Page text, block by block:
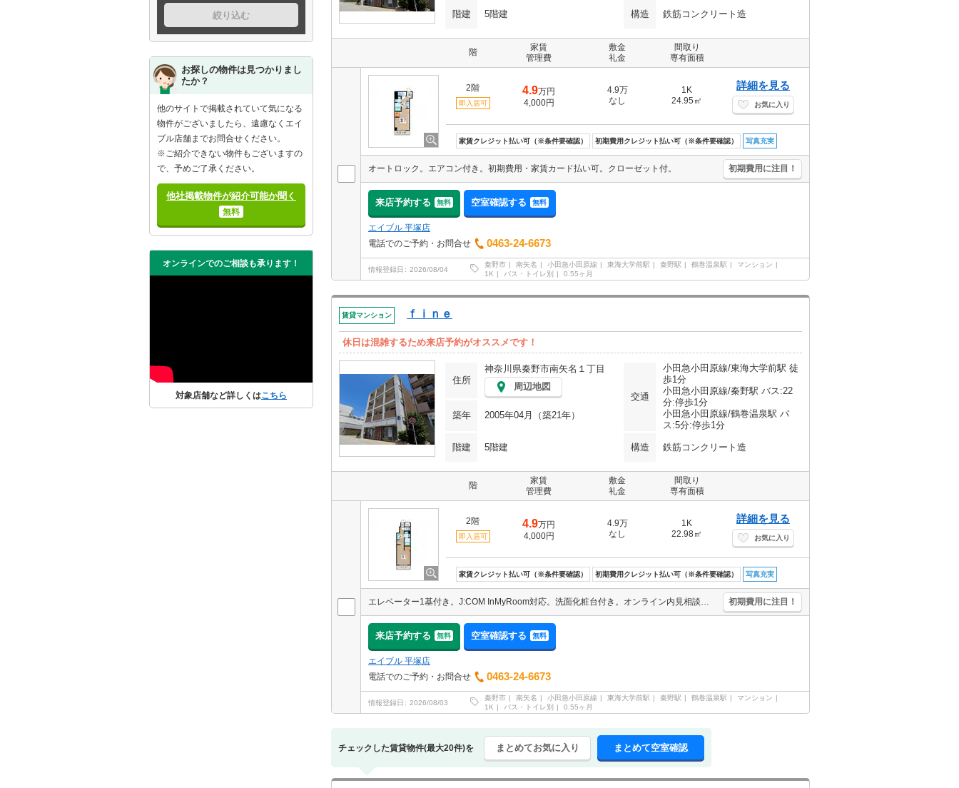
絞り込む
お探しの物件は見つかりまし
たか？
他のサイトで掲載されていて気になる
物件がございましたら、遠慮なくエイ
ブル店舗までお問合せください。
※ご紹介できない物件もございますの
で、予めご了承ください。
他社掲載物件が紹介可能か聞く
無料
オンラインでのご相談も承ります！
対象店舗など詳しくはこちら
階建 5階建 構造 鉄筋コンクリート造
階
家賃
管理費
敷金
礼金
間取り
専有面積
2階
即入居可
4.9万円
4,000円
4.9万
なし
1K
24.95㎡
詳細を見る
お気に入り
家賃クレジット払い可（※条件要確認） 初期費用クレジット払い可（※条件要確認） 写真充実
オートロック。エアコン付き。初期費用・家賃カード払い可。クローゼット付。 初期費用に注目！
来店予約する 無料 空室確認する 無料
エイブル 平塚店
電話でのご予約・お問合せ
0463-24-6673
情報登録日 2026/08/04
秦野市 南矢名 小田急小田原線 東海大学前駅 秦野駅 鶴巻温泉駅
マンション
1K
バス・トイレ別 0.55ヶ月
賃貸マンション ｆｉｎｅ
休日は混雑するため来店予約がオススメです！
住所
神奈川県秦野市南矢名１丁目
周辺地図
交通
小田急小田原線/東海大学前駅 徒
歩1分
小田急小田原線/秦野駅 バス:22
分:停歩1分
小田急小田原線/鶴巻温泉駅 バ
ス:5分:停歩1分
築年 2005年04月（築21年）
階建 5階建 構造 鉄筋コンクリート造
階
家賃
管理費
敷金
礼金
間取り
専有面積
2階
即入居可
4.9万円
4,000円
4.9万
なし
1K
22.98㎡
詳細を見る
お気に入り
家賃クレジット払い可（※条件要確認） 初期費用クレジット払い可（※条件要確認） 写真充実
エレベーター1基付き。J:COM InMyRoom対応。洗面化粧台付き。オンライン内見相談可。オンライン申込相談可。初期費用・家賃カード払い可。クレジットポイント貯まります。 初期費用に注目！
来店予約する 無料 空室確認する 無料
エイブル 平塚店
電話でのご予約・お問合せ
0463-24-6673
情報登録日 2026/08/03
秦野市 南矢名 小田急小田原線 東海大学前駅 秦野駅 鶴巻温泉駅
マンション
1K
バス・トイレ別 0.55ヶ月
チェックした賃貸物件(最大20件)を まとめてお気に入り まとめて空室確認